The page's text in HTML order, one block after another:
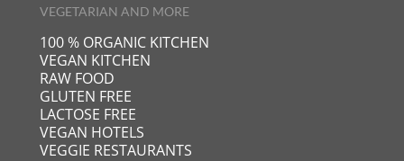
VEGETARIAN AND MORE
100 % ORGANIC KITCHEN
VEGAN KITCHEN
RAW FOOD
GLUTEN FREE
LACTOSE FREE
VEGAN HOTELS
VEGGIE RESTAURANTS